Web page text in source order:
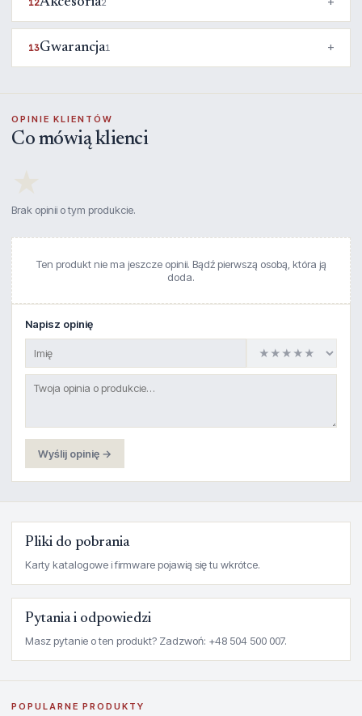
12 2
13Gwarancja1
OPINIE KLIENTÓW
Co mówią klienci
Brak opinii o tym produkcie.
Ten produkt nie ma jeszcze opinii. Bądź pierwszą osobą, która ją
doda.
Napisz opinię
Wyślij opinię →
Pliki do pobrania
Karty katalogowe i firmware pojawią się tu wkrótce.
Pytania i odpowiedzi
Masz pytanie o ten produkt? Zadzwoń: +48 504 500 007.
POPULARNE PRODUKTY